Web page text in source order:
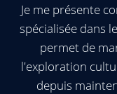
Je me présente
spécialisée dans
permet de
l'exploration
depuis